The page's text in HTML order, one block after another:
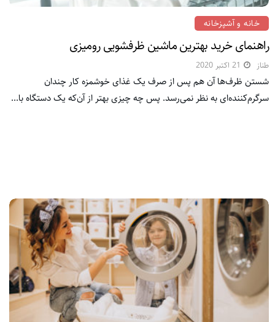
خانه و آشپزخانه
راهنمای خرید بهترین ماشین ظرفشویی رومیزی
طناز 21 اکتبر 2020
شستن ظرف‌ها آن هم پس از صرف یک غذای خوشمزه کار چندان
سرگرم‌کننده‌ای به نظر نمی‌رسد. پس چه چیزی بهتر از آن‌که یک دستگاه با...